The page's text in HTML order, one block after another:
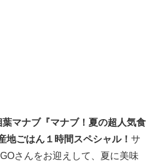
葉マナブ『マナブ！夏の超人気食
地ごはん１時間スペシャル！ サ
さんをお迎えして、夏に美味